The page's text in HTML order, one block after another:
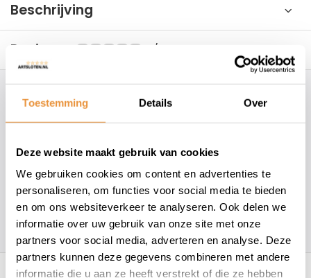
Toestemming Details Over
Deze website maakt gebruik van cookies
We gebruiken cookies om content en advertenties te
personaliseren, om functies voor social media te bieden
en om ons websiteverkeer te analyseren. Ook delen we
informatie over uw gebruik van onze site met onze
partners voor social media, adverteren en analyse. Deze
partners kunnen deze gegevens combineren met andere
informatie die u aan ze heeft verstrekt of die ze hebben
Beschrijving
Reviews 0/10
Hoe kunnen wij je helpen?
info@artsloten.nl
157 klanten geven een 4.7 /5 op
Recent bekeken